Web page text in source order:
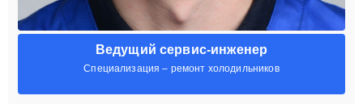
Ведущий сервис-инженер
Специализация – ремонт холодильников